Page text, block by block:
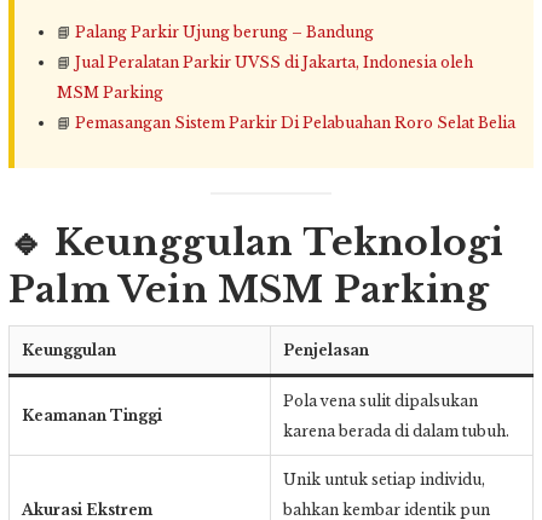
📘 Palang Parkir Ujung berung – Bandung
📘 Jual Peralatan Parkir UVSS di Jakarta, Indonesia oleh
MSM Parking
📘 Pemasangan Sistem Parkir Di Pelabuahan Roro Selat Belia
🔹 Keunggulan Teknologi
Palm Vein MSM Parking
Keunggulan Penjelasan
Keamanan Tinggi
Pola vena sulit dipalsukan
karena berada di dalam tubuh.
Akurasi Ekstrem
Unik untuk setiap individu,
bahkan kembar identik pun